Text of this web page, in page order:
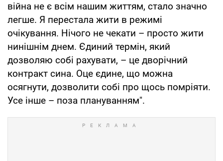
війна не є всім нашим життям, стало значно
легше. Я перестала жити в режимі
очікування. Нічого не чекати – просто жити
нинішнім днем. Єдиний термін, який
дозволяю собі рахувати, – це дворічний
контракт сина. Оце єдине, що можна
осягнути, дозволити собі про щось помріяти.
Усе інше – поза плануванням".